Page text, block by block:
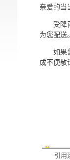
亲爱的当
受降
为您配送。
如果
成不便敬
引用